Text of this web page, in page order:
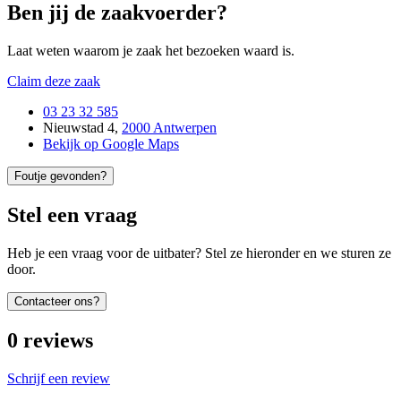
Ben jij de zaakvoerder?
Laat weten waarom je zaak het bezoeken waard is.
Claim deze zaak
03 23 32 585
Nieuwstad 4, 2000 Antwerpen
Bekijk op Google Maps
Foutje gevonden?
Stel een vraag
Heb je een vraag voor de uitbater? Stel ze hieronder en we sturen ze
door.
Contacteer ons?
0 reviews
Schrijf een review